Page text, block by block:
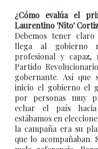
¿Cómo evalúa el
Laurentino 'Nito'
Debemos tener
llega al gobierno
profesional y capaz,
Partido
gobernante. Así que
inicio el gobierno el
por personas muy
echar el país
estábamos en
la campaña era su
que lo acompañaban.